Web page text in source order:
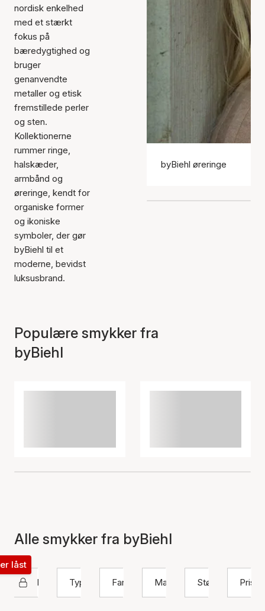
nordisk enkelhed
med et stærkt
fokus på
bæredygtighed og
bruger
genanvendte
metaller og etisk
fremstillede perler
og sten.
Kollektionerne
rummer ringe,
halskæder,
armbånd og
øreringe, kendt for
organiske former
og ikoniske
symboler, der gør
byBiehl til et
moderne, bevidst
luksusbrand.
byBiehl øreringe
Populære smykker fra
byBiehl
Alle smykker fra byBiehl
byBiehl
låst
Type
Farve Materiale Størrelse Pris